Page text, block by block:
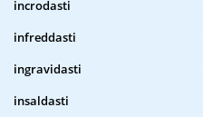
incrodasti
infreddasti
ingravidasti
insaldasti